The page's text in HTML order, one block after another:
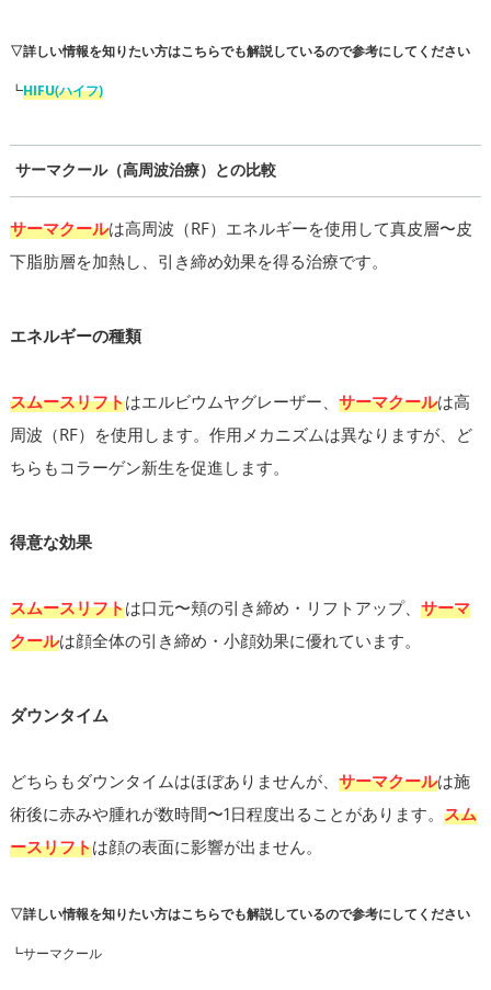
▽詳しい情報を知りたい方はこちらでも解説しているので参考にしてください
┗HIFU(ハイフ)
サーマクール（高周波治療）との比較
サーマクールは高周波（RF）エネルギーを使用して真皮層〜皮
下脂肪層を加熱し、引き締め効果を得る治療です。
エネルギーの種類
スムースリフトはエルビウムヤグレーザー、 サーマクールは高
周波（RF）を使用します。作用メカニズムは異なりますが、ど
ちらもコラーゲン新生を促進します。
得意な効果
スムースリフトは口元〜頬の引き締め・リフトアップ、 サーマ
クールは顔全体の引き締め・小顔効果に優れています。
ダウンタイム
どちらもダウンタイムはほぼありませんが、 サーマクールは施
術後に赤みや腫れが数時間〜1日程度出ることがあります。 スム
ースリフトは顔の表面に影響が出ません。
▽詳しい情報を知りたい方はこちらでも解説しているので参考にしてください
┗サーマクール